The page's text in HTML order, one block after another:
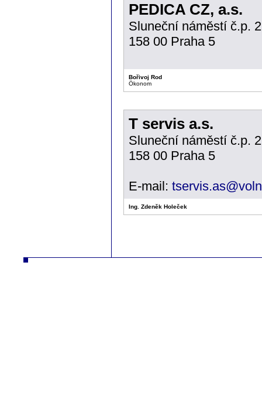
PEDICA CZ, a.s.
Sluneční náměstí č.p.
158 00 Praha 5
Bořivoj Rod
Ökonom
T servis a.s.
Sluneční náměstí č.p.
158 00 Praha 5
E-mail:
Ing. Zdeněk Holeček